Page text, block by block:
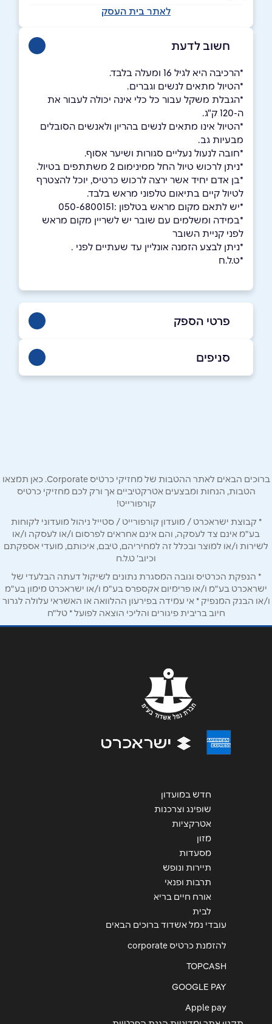
לאתר בית העסק
חשוב לדעת
*הרכיבה היא לגיל 16 ומעלה בלבד.
*הטיול מתאים לנשים וגברים.
*הגבלת משקל עבור כל כלי אינה יכולה לעבור את
ה-120 ק"ג.
*הטיול אינו מתאים לנשים בהריון ולאנשים הסובלים
מבעיות גב.
*חובה לנעול נעליים סגורות ושיער אסוף.
*ניתן לרכוש טיול החל ממינימום 2 משתתפים בטיול.
*בן אדם יחיד אשר ירצה לרכוש כרטיס, יוכל להצטרף
לטיול קיים בתיאום טלפוני מראש בלבד.
*יש לתאם מקום מראש בטלפון :050-6800151
*במידה ומשלמים עם שובר יש לשריין מקום מראש
לפני קניית השובר
*ניתן לבצע הזמנה אונליין עד שעתיים לפני .
*ט.ל.ח
פרטי הספק
באתר בפייסבוק
באינסטגרם
טלפון *
אימייל*
נושא*
אנא חזרו אלי בקשר ל...
הודעה*
סניפים
ברוכים הבאים לאתר ההטבות של מחזיקי כרטיס Corporate. כאן תמצאו
הטבות, הנחות ומבצעים אטרקטיביים אך ורק לכם מחזיקי כרטיס
קורפורייט!
* קבוצת ישראכרט / מועדון קורפורייט / סטייל ניהול מועדוני לקוחות
בע"מ אינם צד לעסקה, והם אינם אחראים לפרסום ו/או לעסקה ו/או
לשירות ו/או למוצר ובכלל זה למחיריהם, טיבם, איכותם, מועדי אספקתם
וכיוב' ט.ל.ח
* הנפקת הכרטיס וגובה המסגרת נתונים לשיקול דעתה הבלעדי של
ישראכרט בע"מ ו/או פרימיום אקספרס בע"מ ו/או ישראכרט מימון בע"מ
ו/או הבנק המנפיק * אי עמידה בפירעון ההלוואה או האשראי עלולה לגרור
חיוב בריבית פיגורים והליכי הוצאה לפועל * טל"ח
חדש במועדון
שופינג וצרכנות
אטרקציות
מזון
מסעדות
תיירות ונופש
תרבות ופנאי
אורח חיים בריא
לבית
עובדי נמל אשדוד ברוכים הבאים
להזמנת כרטיס corporate
TOPCASH
GOOGLE PAY
Apple pay